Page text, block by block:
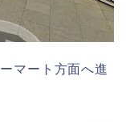
マート方面へ進